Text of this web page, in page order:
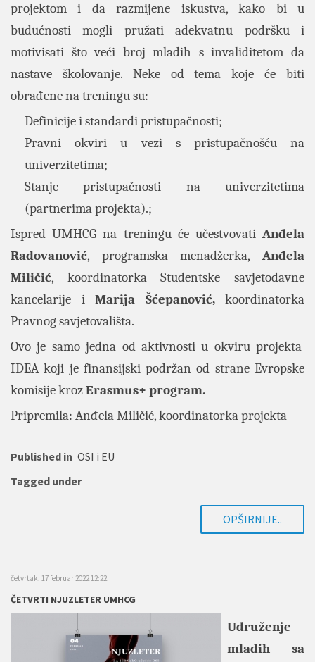
projektom i da razmijene iskustva, kako bi u
budućnosti mogli pružati adekvatnu podršku i
motivisati što veći broj mladih s invaliditetom da
nastave školovanje. Neke od tema koje će biti
obrađene na treningu su:
Definicije i standardi pristupačnosti;
Pravni okviri u vezi s pristupačnošću na
univerzitetima;
Stanje pristupačnosti na univerzitetima
(partnerima projekta).;
Ispred UMHCG na treningu će učestvovati Anđela
Radovanović, programska menadžerka, Anđela
Miličić, koordinatorka Studentske savjetodavne
kancelarije
i Marija Šćepanović,
koordinatorka
Pravnog savjetovališta.
Ovo je samo jedna od aktivnosti u okviru projekta
IDEA koji je finansijski podržan od strane Evropske
komisije krozErasmus+ program.
Pripremila: Anđela Miličić, koordinatorka projekta
Published in OSI i EU
Tagged under
OPŠIRNIJE..
četvrtak, 17 februar 2022 12:22
ČETVRTI NJUZLETER UMHCG
Udruženje
mladih sa